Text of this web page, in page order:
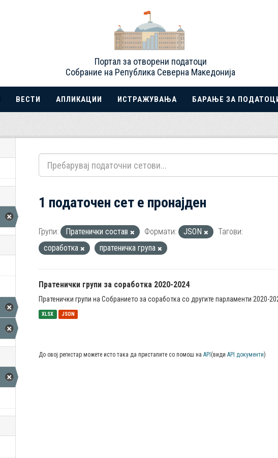
Портал за отворени податоци
Собрание на Република Северна Македонија
ВЕСТИ АПЛИКАЦИИ ИСТРАЖУВАЊА БАРАЊЕ ЗА
1 податочен сет е пронајден
Групи: Пратенички состав Формати: JSON
Тагови:
соработка
пратеничка група
Пратенички групи за соработка 2020-2024
Пратенички групи на Собранието за соработка со другите парламенти 2020-
XLSX JSON
До овој регистар можете исто така да пристапите со помош на API (види API документи)